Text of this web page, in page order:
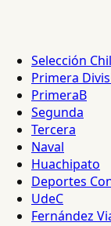
Selección
Primera
PrimeraB
Segunda
Tercera
Naval
Huachipato
Deportes
UdeC
Fernández